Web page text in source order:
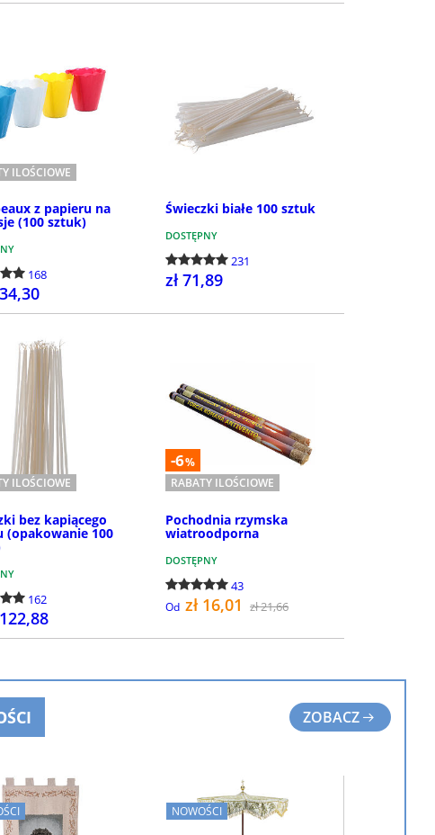
ILOŚCIOWE
z papieru na
(100 sztuk)
168
Świeczki białe 100 sztuk
DOSTĘPNY
231
zł 71,89
ILOŚCIOWE
bez kapiącego
(opakowanie 100
162
-6%
RABATY ILOŚCIOWE
Pochodnia rzymska
wiatroodporna
DOSTĘPNY
43
Od zł 16,01 zł 21,66
ZOBACZ
NOWOŚCI